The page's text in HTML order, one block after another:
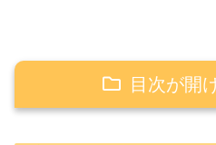
目次が開